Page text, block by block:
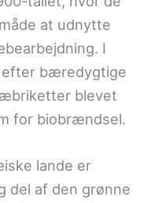
at udnytte
I
bæredygtige
blevet
for biobrændsel.
lande er
af den grønne